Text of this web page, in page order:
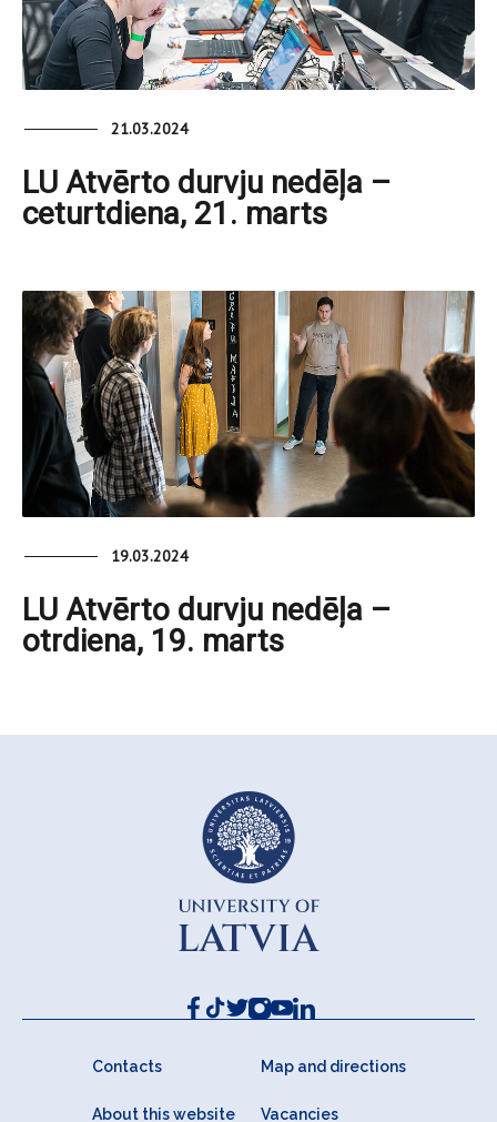
21.03.2024
LU Atvērto durvju nedēļa –
ceturtdiena, 21. marts
19.03.2024
LU Atvērto durvju nedēļa –
otrdiena, 19. marts
Contacts Map and directions
About this website Vacancies